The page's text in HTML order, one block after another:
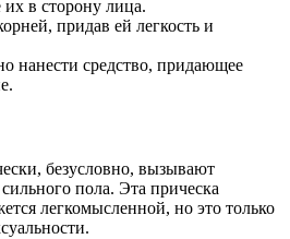
их в сторону лица.
придав ей легкость и
нанести средство, придающее
безусловно, вызывают
пола. Эта прическа
легкомысленной, но это только